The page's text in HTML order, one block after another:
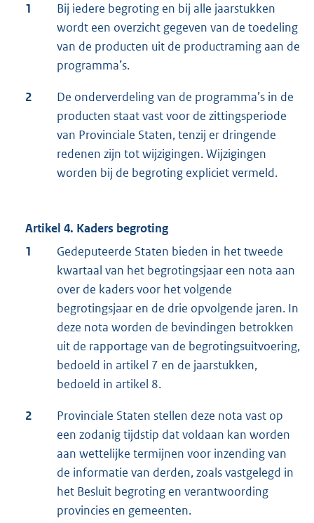
1
Bij iedere begroting en bij alle jaarstukken
wordt een overzicht gegeven van de toedeling
van de producten uit de productraming aan de
programma’s.
2
De onderverdeling van de programma’s in de
producten staat vast voor de zittingsperiode
van Provinciale Staten, tenzij er dringende
redenen zijn tot wijzigingen. Wijzigingen
worden bij de begroting expliciet vermeld.
Artikel 4. Kaders begroting
1
Gedeputeerde Staten bieden in het tweede
kwartaal van het begrotingsjaar een nota aan
over de kaders voor het volgende
begrotingsjaar en de drie opvolgende jaren. In
deze nota worden de bevindingen betrokken
uit de rapportage van de begrotingsuitvoering,
bedoeld in artikel 7 en de jaarstukken,
bedoeld in artikel 8.
2
Provinciale Staten stellen deze nota vast op
een zodanig tijdstip dat voldaan kan worden
aan wettelijke termijnen voor inzending van
de informatie van derden, zoals vastgelegd in
het Besluit begroting en verantwoording
provincies en gemeenten.